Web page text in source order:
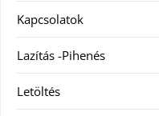
Kapcsolatok
Lazítás -Pihenés
Letöltés